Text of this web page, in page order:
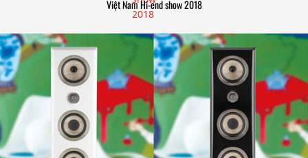
Việt Nam Hi-end show 2018